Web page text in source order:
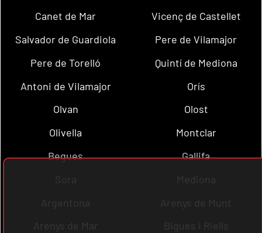
Canet de Mar
Vicenç de Castellet
Salvador de Guardiola
Pere de Vilamajor
Pere de Torelló
Quintí de Mediona
Antoni de Vilamajor
Orís
Olvan
Olost
Olivella
Montclar
Begues
Gallifa
Sora
Mediona
Argentona
Arenys de Munt
Arenys de Mar
Bigues i Riells